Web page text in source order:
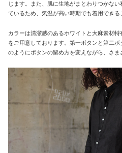
じます。また、肌に生地がまとわりつかな
ているため、気温が高い時期でも着用できる
カラーは清潔感のあるホワイトと大麻素材
をご用意しております。第一ボタンと第二
のようにボタンの留め方を変えながら、さま